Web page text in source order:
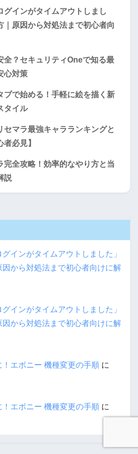
グインがタイムアウトしまし
｜原因から対処法まで初心者向
全？セキュリティOneで知る最
心対策
ブで始める！手軽に絵を描く新
タイル
セマラ最強キャラランキングと
必見】
完全攻略！効率的なやり方と当
説
インがタイムアウトしました」
から対処法まで初心者向けに解
インがタイムアウトしました」
から対処法まで初心者向けに解
エボニー 機種変更の手順 に
エボニー 機種変更の手順 に